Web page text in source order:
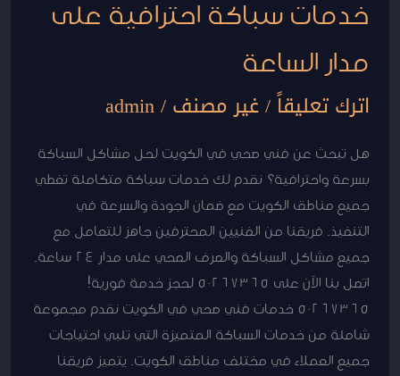
خدمات سباكة احترافية على
مدار الساعة
اترك تعليقاً/غير مصنف/
admin
هل تبحث عن فني صحي في الكويت لحل مشاكل السباكة
بسرعة واحترافية؟ نقدم لك خدمات سباكة متكاملة تغطي
جميع مناطق الكويت مع ضمان الجودة والسرعة في
التنفيذ. فريقنا من الفنيين المحترفين جاهز للتعامل مع
جميع مشاكل السباكة والصرف الصحي على مدار 24 ساعة.
اتصل بنا الآن على 50267365 لحجز خدمة فورية!
50267365 خدمات فني صحي في الكويت نقدم مجموعة
شاملة من خدمات السباكة المتميزة التي تلبي احتياجات
جميع العملاء في مختلف مناطق الكويت. يتميز فريقنا